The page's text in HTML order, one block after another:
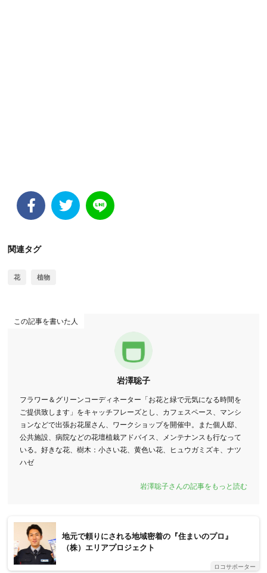
関連タグ
花 植物
この記事を書いた人
岩澤聡子
フラワー＆グリーンコーディネーター「お花と緑で元気になる時間を
ご提供致します」をキャッチフレーズとし、カフェスペース、マンシ
ョンなどで出張お花屋さん、ワークショップを開催中。また個人邸、
公共施設、病院などの花壇植栽アドバイス、メンテナンスも行なって
いる。好きな花、樹木：小さい花、黄色い花、ヒュウガミズキ、ナツ
ハゼ
岩澤聡子さんの記事をもっと読む
地元で頼りにされる地域密着の『住まいのプロ』
（株）エリアプロジェクト
ロコサポーター